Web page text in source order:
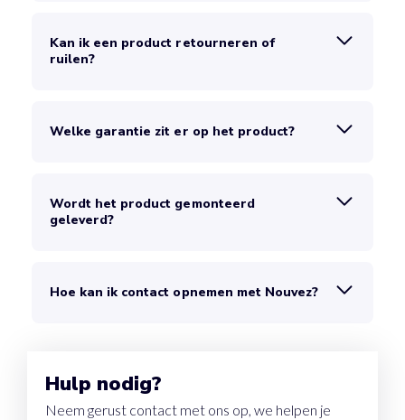
Kan ik een product retourneren of
ruilen?
Welke garantie zit er op het product?
Wordt het product gemonteerd
geleverd?
Hoe kan ik contact opnemen met Nouvez?
Hulp nodig?
Neem gerust contact met ons op, we helpen je